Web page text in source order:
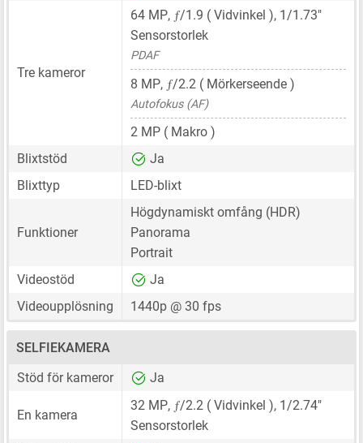
Tre kameror
64 MP, ƒ/1.9 ( Vidvinkel ), 1/1.73"
Sensorstorlek
PDAF
8 MP, ƒ/2.2 ( Mörkerseende )
Autofokus (AF)
2 MP ( Makro )
Blixtstöd
Ja
Blixttyp
LED-blixt
Funktioner
Högdynamiskt omfång (HDR)
Panorama
Portrait
Videostöd
Ja
Videoupplösning
1440p @ 30 fps
SELFIEKAMERA
Stöd för kameror
Ja
En kamera
32 MP, ƒ/2.2 ( Vidvinkel ), 1/2.74"
Sensorstorlek